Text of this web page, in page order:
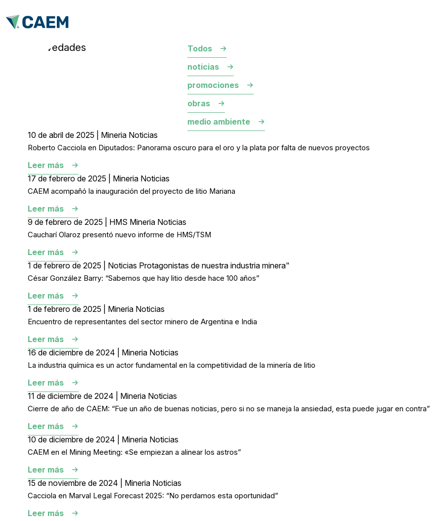
novedades
Todos
noticias
promociones
obras
medio ambiente
10 de abril de 2025 | Mineria Noticias
Roberto Cacciola en Diputados: Panorama oscuro para el oro y la plata por falta de nuevos proyectos
Leer más
17 de febrero de 2025 | Mineria Noticias
CAEM acompañó la inauguración del proyecto de litio Mariana
Leer más
9 de febrero de 2025 | HMS Mineria Noticias
Caucharí Olaroz presentó nuevo informe de HMS/TSM
Leer más
1 de febrero de 2025 | Noticias Protagonistas de nuestra industria minera"
César González Barry: “Sabemos que hay litio desde hace 100 años”
Leer más
1 de febrero de 2025 | Mineria Noticias
Encuentro de representantes del sector minero de Argentina e India
Leer más
16 de diciembre de 2024 | Mineria Noticias
La industria química es un actor fundamental en la competitividad de la minería de litio
Leer más
11 de diciembre de 2024 | Mineria Noticias
Cierre de año de CAEM: “Fue un año de buenas noticias, pero si no se maneja la ansiedad, esta puede jugar en contra”
Leer más
10 de diciembre de 2024 | Mineria Noticias
CAEM en el Mining Meeting: «Se empiezan a alinear los astros”
Leer más
15 de noviembre de 2024 | Mineria Noticias
Cacciola en Marval Legal Forecast 2025: “No perdamos esta oportunidad”
Leer más